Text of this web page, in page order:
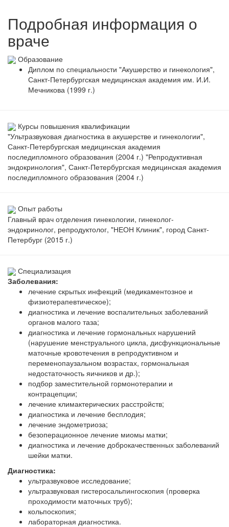
Подробная информация о
враче
Образование
Диплом по специальности "Акушерство и гинекология",
Санкт-Петербургская медицинская академия им. И.И.
Мечникова (1999 г.)
Курсы повышения квалификации
"Ультразвуковая диагностика в акушерстве и гинекологии",
Санкт-Петербургская медицинская академия
последипломного образования (2004 г.) "Репродуктивная
эндокринология", Санкт-Петербургская медицинская академия
последипломного образования (2004 г.)
Опыт работы
Главный врач отделения гинекологии, гинеколог-
эндокринолог, репродуктолог, "НЕОН Клиник", город Санкт-
Петербург (2015 г.)
Специализация
Заболевания:
лечение скрытых инфекций (медикаментозное и
физиотерапевтическое);
диагностика и лечение воспалительных заболеваний
органов малого таза;
диагностика и лечение гормональных нарушений
(нарушение менструального цикла, дисфункциональные
маточные кровотечения в репродуктивном и
переменопаузальном возрастах, гормональная
недостаточность яичников и др.);
подбор заместительной гормонотерапии и
контрацепции;
лечение климактерических расстройств;
диагностика и лечение бесплодия;
лечение эндометриоза;
безоперационное лечение миомы матки;
диагностика и лечение доброкачественных заболеваний
шейки матки.
Диагностика:
ультразвуковое исследование;
ультразвуковая гистеросальпингоскопия (проверка
проходимости маточных труб);
кольпоскопия;
лабораторная диагностика.